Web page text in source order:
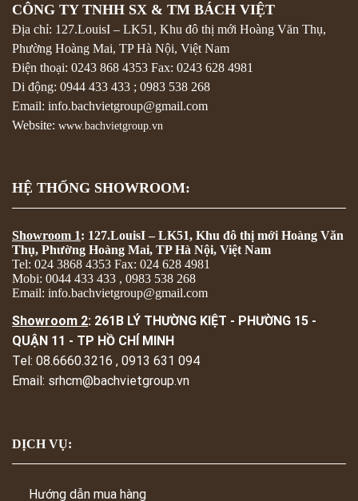
CÔNG TY TNHH SX & TM BÁCH VIỆT
Địa chỉ: 127.LouisI – LK51, Khu đô thị mới Hoàng Văn Thụ,
Phường Hoàng Mai, TP Hà Nội, Việt Nam
Điện thoại: 0243 868 4353 Fax: 0243 628 4981
Di động: 0944 433 433 ; 0983 538 268
Email: info.bachvietgroup@gmail.com
Website: www.bachvietgroup.vn
HỆ THỐNG SHOWROOM:
Showroom 1: 127.LouisI – LK51, Khu đô thị mới Hoàng Văn
Thụ, Phường Hoàng Mai, TP Hà Nội, Việt Nam
Tel: 024 3868 4353 Fax: 024 628 4981
Mobi: 0044 433 433 , 0983 538 268
Email: info.bachvietgroup@gmail.com
Showroom 2: 261B LÝ THƯỜNG KIỆT - PHƯỜNG 15 -
QUẬN 11 - TP HỒ CHÍ MINH
Tel: 08.6660.3216 , 0913 631 094
Email: srhcm@bachvietgroup.vn
DỊCH VỤ:
Hướng dẫn mua hàng